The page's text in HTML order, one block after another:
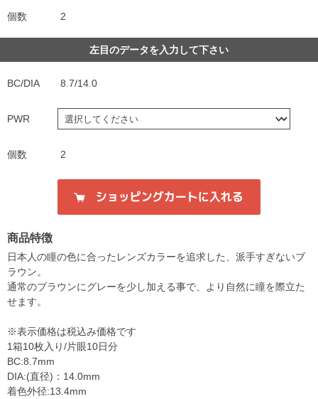
個数 2
左目のデータを入力して下さい
BC/DIA 8.7/14.0
PWR
個数 2
商品特徴
日本人の瞳の色に合ったレンズカラーを追求した、派手すぎないブ
ラウン。
通常のブラウンにグレーを少し加える事で、より自然に瞳を際立た
せます。
※表示価格は税込み価格です
1箱10枚入り/片眼10日分
BC:8.7mm
DIA:(直径)：14.0mm
着色外径:13.4mm